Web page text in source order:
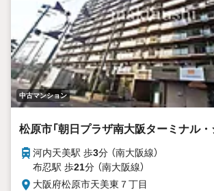
中古マンション
松原市「朝日プラザ南大阪ターミナル・
河内天美駅 歩3分 （南大阪線）
布忍駅 歩21分 （南大阪線）
大阪府松原市天美東７丁目